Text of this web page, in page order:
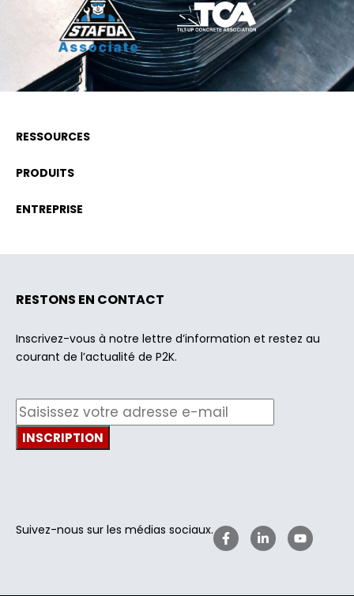
RESSOURCES
PRODUITS
ENTREPRISE
RESTONS EN CONTACT
Inscrivez-vous à notre lettre d’information et restez au
courant de l’actualité de P2K.
Suivez-nous sur les médias sociaux.